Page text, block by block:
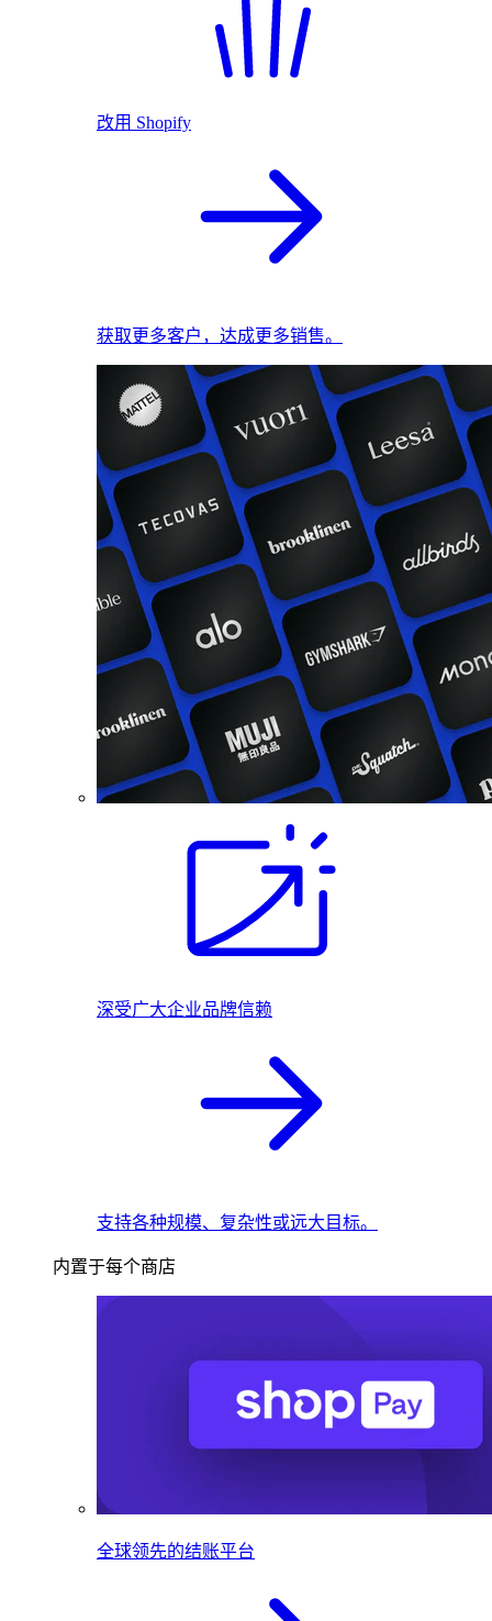
改用 Shopify
获取更多客户，达成更多销售。
深受广大企业品牌信赖
支持各种规模、复杂性或远大目标。
内置于每个商店
全球领先的结账平台